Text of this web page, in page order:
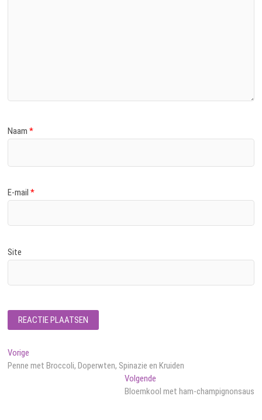
Naam*
E-mail*
Site
Bericht
navigatie
Vorige
bericht:
Penne met Broccoli, Doperwten, Spinazie en Kruiden
VolgendeVolgend
bericht:
Bloemkool met ham-champignonsaus